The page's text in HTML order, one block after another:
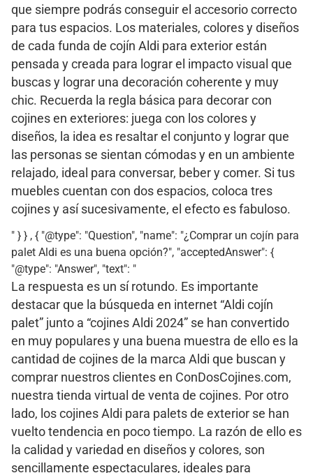
que siempre podrás conseguir el accesorio correcto
para tus espacios. Los materiales, colores y diseños
de cada funda de cojín Aldi para exterior están
pensada y creada para lograr el impacto visual que
buscas y lograr una decoración coherente y muy
chic. Recuerda la regla básica para decorar con
cojines en exteriores: juega con los colores y
diseños, la idea es resaltar el conjunto y lograr que
las personas se sientan cómodas y en un ambiente
relajado, ideal para conversar, beber y comer. Si tus
muebles cuentan con dos espacios, coloca tres
cojines y así sucesivamente, el efecto es fabuloso.
" } } , { "@type": "Question", "name": "¿Comprar un cojín para
palet Aldi es una buena opción?", "acceptedAnswer": {
"@type": "Answer", "text": "
La respuesta es un sí rotundo. Es importante
destacar que la búsqueda en internet “Aldi cojín
palet” junto a “cojines Aldi 2024” se han convertido
en muy populares y una buena muestra de ello es la
cantidad de cojines de la marca Aldi que buscan y
comprar nuestros clientes en ConDosCojines.com,
nuestra tienda virtual de venta de cojines. Por otro
lado, los cojines Aldi para palets de exterior se han
vuelto tendencia en poco tiempo. La razón de ello es
la calidad y variedad en diseños y colores, son
sencillamente espectaculares, ideales para